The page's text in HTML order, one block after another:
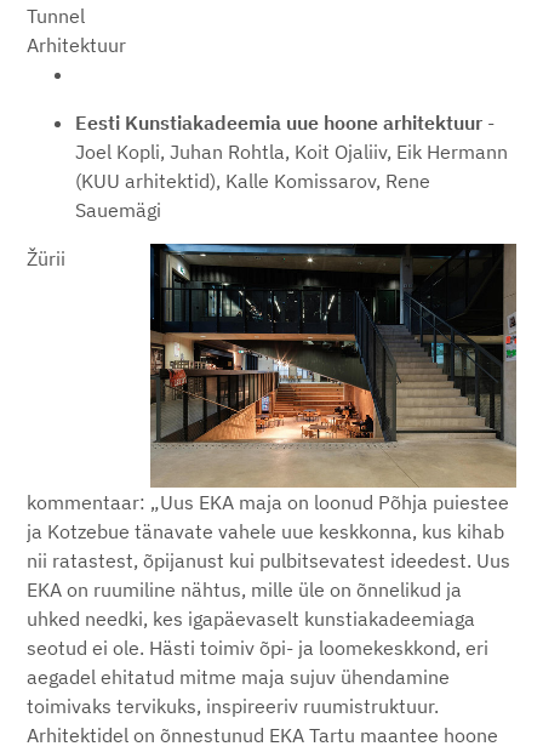
Tunnel
Arhitektuur
Eesti Kunstiakadeemia uue hoone arhitektuur -
Joel Kopli, Juhan Rohtla, Koit Ojaliiv, Eik Hermann
(KUU arhitektid), Kalle Komissarov, Rene
Sauemägi
Žürii
kommentaar: „Uus EKA maja on loonud Põhja puiestee
ja Kotzebue tänavate vahele uue keskkonna, kus kihab
nii ratastest, õpijanust kui pulbitsevatest ideedest. Uus
EKA on ruumiline nähtus, mille üle on õnnelikud ja
uhked needki, kes igapäevaselt kunstiakadeemiaga
seotud ei ole. Hästi toimiv õpi- ja loomekeskkond, eri
aegadel ehitatud mitme maja sujuv ühendamine
toimivaks tervikuks, inspireeriv ruumistruktuur.
Arhitektidel on õnnestunud EKA Tartu maantee hoone